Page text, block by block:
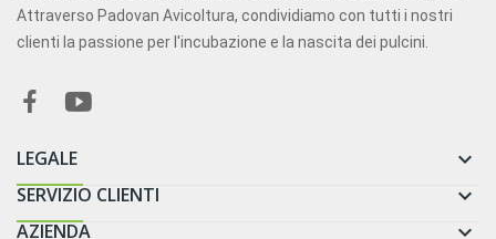
Attraverso Padovan Avicoltura, condividiamo con tutti i nostri
clienti la passione per l'incubazione e la nascita dei pulcini.
LEGALE 
SERVIZIO CLIENTI 
AZIENDA 